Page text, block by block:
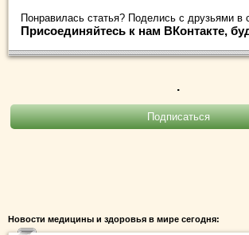
Понравилась статья? Поделись с друзьями в
Присоединяйтесь к нам ВКонтакте,
.
Новости медицины и здоровья в мире сегодня: